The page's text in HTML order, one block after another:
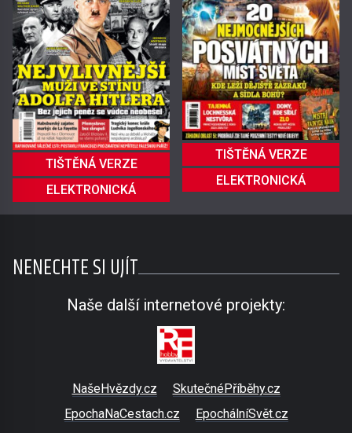
TIŠTĚNÁ VERZE
ELEKTRONICKÁ
TIŠTĚNÁ VERZE
ELEKTRONICKÁ
NENECHTE SI UJÍT
Naše další internetové projekty:
NašeHvězdy.cz
SkutečnéPříběhy.cz
EpochaNaCestach.cz
EpochálníSvět.cz